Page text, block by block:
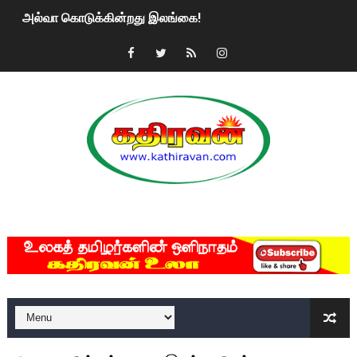
அல்வா கொடுக்கின்றது இலங்கை!
2ஆம் நாள் உக்ரைன் யுத்தம்!! எங்களைத் தனிமையில்
மகிந்த ராஜபக்சே பதவி விலக திட்டம்?
ரவுடி பேபிக்கு நடந்த தரமான சம்பவம்.. ஆபாச வீடியோக்களால்
குண்டை தூக்கிப்போட்ட ஆய்வு…. இந்தியாவின் “கோவிஷீல்டு”
யாழில் தமிழின தலைவர் பிரபாகரனின் பிறந்தநாளை
ஏர்போர்ட்டில் உதைத்த நபர் யார், என்ன நடந்தது?: உண்மையை
சீனா இலங்கையிடம் 8 மில்லியன் அமெரிக்க டொலர் நட்டஈடு